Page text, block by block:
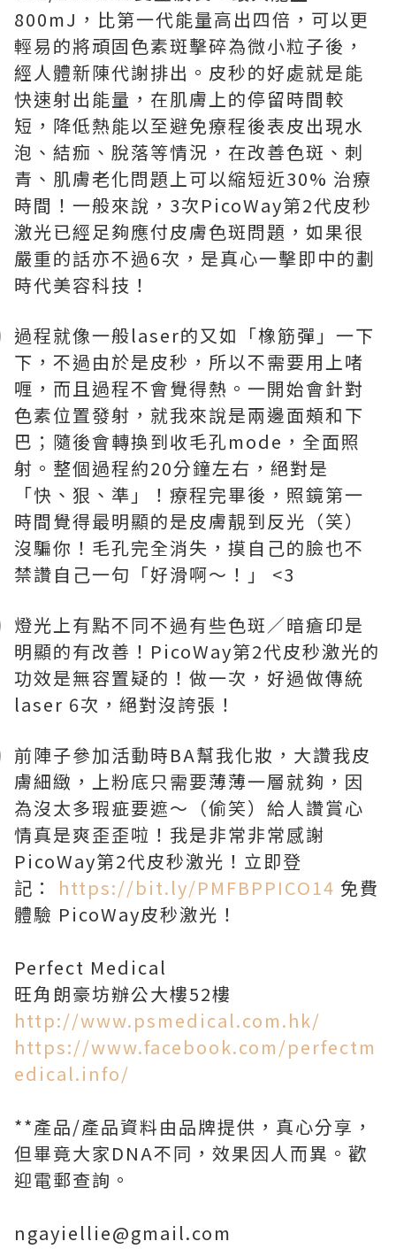
800mJ，比第一代能量高出四倍，可以更
輕易的將頑固色素斑擊碎為微小粒子後，
經人體新陳代謝排出。皮秒的好處就是能
快速射出能量，在肌膚上的停留時間較
短，降低熱能以至避免療程後表皮出現水
泡、結痂、脫落等情況，在改善色斑、刺
青、肌膚老化問題上可以縮短近30% 治療
時間！一般來說，3次PicoWay第2代皮秒
激光已經足夠應付皮膚色斑問題，如果很
嚴重的話亦不過6次，是真心一擊即中的劃
時代美容科技！
過程就像一般laser的又如「橡筋彈」一下
下，不過由於是皮秒，所以不需要用上啫
喱，而且過程不會覺得熱。一開始會針對
色素位置發射，就我來說是兩邊面頰和下
巴；隨後會轉換到收毛孔mode，全面照
射。整個過程約20分鐘左右，絕對是
「快、狠、準」！療程完畢後，照鏡第一
時間覺得最明顯的是皮膚靚到反光（笑）
沒騙你！毛孔完全消失，摸自己的臉也不
禁讚自己一句「好滑啊～！」 <3
燈光上有點不同不過有些色斑／暗瘡印是
明顯的有改善！PicoWay第2代皮秒激光的
功效是無容置疑的！做一次，好過做傳統
laser 6次，絕對沒誇張！
前陣子參加活動時BA幫我化妝，大讚我皮
膚細緻，上粉底只需要薄薄一層就夠，因
為沒太多瑕疵要遮～（偷笑）給人讚賞心
情真是爽歪歪啦！我是非常非常感謝
PicoWay第2代皮秒激光！立即登
記： https://bit.ly/PMFBPPICO14 免費
體驗 PicoWay皮秒激光！
Perfect Medical
旺角朗豪坊辦公大樓52樓
http://www.psmedical.com.hk/
https://www.facebook.com/perfectm
edical.info/
**產品/產品資料由品牌提供，真心分享，
但畢竟大家DNA不同，效果因人而異。歡
迎電郵查詢。
ngayiellie@gmail.com